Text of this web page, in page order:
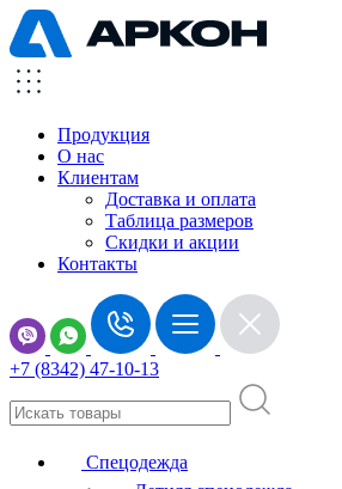
Продукция
О нас
Клиентам
Доставка и оплата
Таблица размеров
Скидки и акции
Контакты
+7 (8342) 47-10-13
Спецодежда